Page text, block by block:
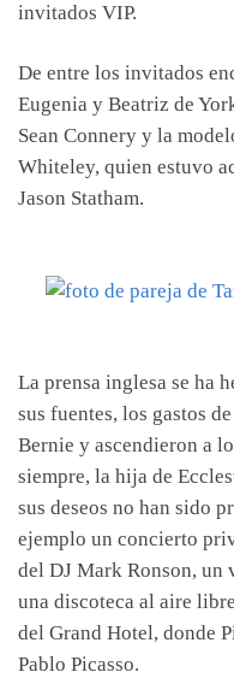
invitados VIP.
De entre los invitados
Eugenia y Beatriz de
Sean Connery y la
Whiteley, quien estuvo
Jason Statham.
La prensa inglesa se ha
sus fuentes, los gastos
Bernie y ascendieron a
siempre, la hija de
sus deseos no han sido
ejemplo un concierto
del DJ Mark Ronson, un
una discoteca al aire
del Grand Hotel, donde
Pablo Picasso.